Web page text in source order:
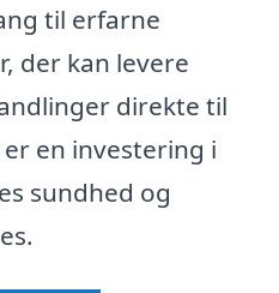
til erfarne
der kan levere
direkte til
en investering i
sundhed og